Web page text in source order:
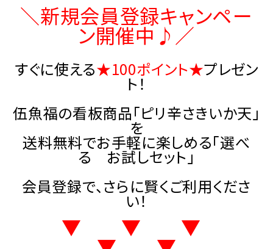
お酒別オススメ
お問い合わせ
ご利用ガイド
直営店
＼新規会員登録キャンペー
ン開催中♪／
すぐに使える★100ポイント★プレゼン
ト！
伍魚福の看板商品「ピリ辛さきいか天」
を
送料無料でお手軽に楽しめる「選べ
る お試しセット」
会員登録で、さらに賢くご利用くださ
い！
▼ ▼ ▼